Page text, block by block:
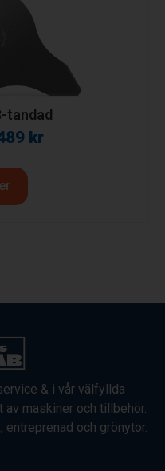
tandad
kr
& i vår välfyllda
maskiner och tillbehör.
och grönytor.